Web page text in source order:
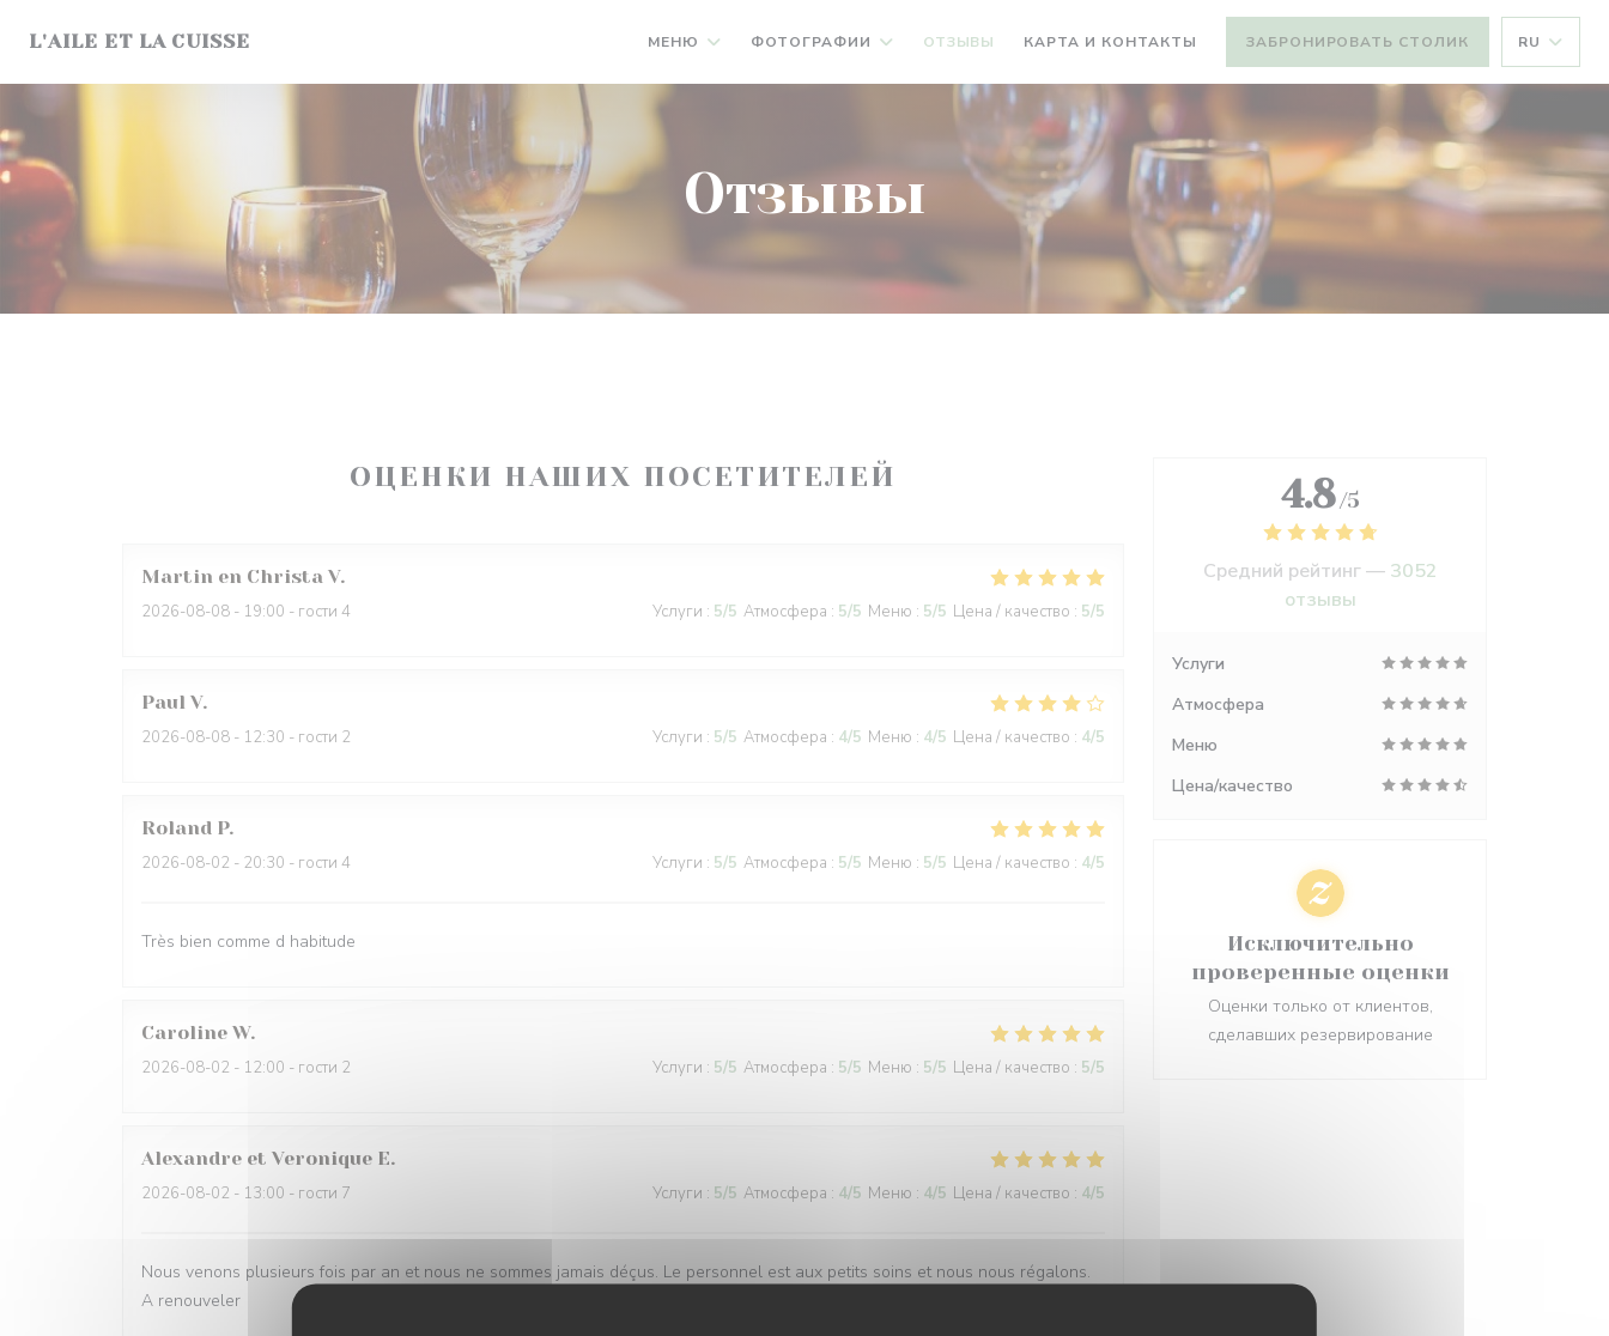
L'AILE ET LA CUISSE МЕНЮ ФОТОГРАФИИ ОТЗЫВЫ КАРТА И КОНТАКТЫ ЗАБРОНИРОВАТЬ СТОЛИК RU
Отзывы
ОЦЕНКИ НАШИХ ПОСЕТИТЕЛЕЙ
Martin en Christa V
2026-08-08 - 19:00 - гости 4 Услуги : 5/5 Атмосфера : 5/5 Меню : 5/5 Цена / качество : 5/5
Paul V
2026-08-08 - 12:30 - гости 2 Услуги : 5/5 Атмосфера : 4/5 Меню : 4/5 Цена / качество : 4/5
Roland P
2026-08-02 - 20:30 - гости 4 Услуги : 5/5 Атмосфера : 5/5 Меню : 5/5 Цена / качество : 4/5
Très bien comme d habitude
Caroline W
2026-08-02 - 12:00 - гости 2 Услуги : 5/5 Атмосфера : 5/5 Меню : 5/5 Цена / качество : 5/5
Alexandre et Veronique E
2026-08-02 - 13:00 - гости 7 Услуги : 5/5 Атмосфера : 4/5 Меню : 4/5 Цена / качество : 4/5
Nous venons plusieurs fois par an et nous ne sommes jamais déçus. Le personnel est aux petits soins et nous nous régalons.
A renouveler
4.8 /5
Средний рейтинг — 3052
отзывы
Услуги
Атмосфера
Меню
Цена/качество
Исключительно
проверенные оценки
Оценки только от клиентов,
сделавших резервирование